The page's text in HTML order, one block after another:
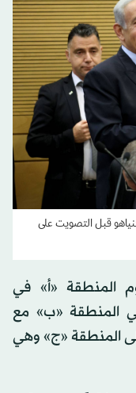
قبل التصويت على
المنطقة «أ» في
المنطقة «ب» مع
المنطقة «ج» وهي